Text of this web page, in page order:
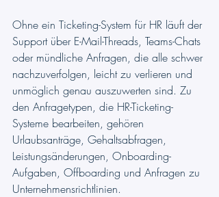
Ohne ein Ticketing-System für HR läuft der
Support über E-Mail-Threads, Teams-Chats
oder mündliche Anfragen, die alle schwer
nachzuverfolgen, leicht zu verlieren und
unmöglich genau auszuwerten sind. Zu
den Anfragetypen, die HR-Ticketing-
Systeme bearbeiten, gehören
Urlaubsanträge, Gehaltsabfragen,
Leistungsänderungen, Onboarding-
Aufgaben, Offboarding und Anfragen zu
Unternehmensrichtlinien.